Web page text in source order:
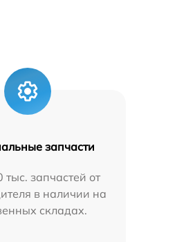
запчасти
тыс. запчастей от
в наличии на
складах.